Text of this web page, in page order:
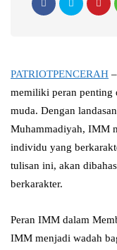
PATRIOTPENCERAH
memiliki peran penting
muda. Dengan
Muhammadiyah, IMM
individu yang
tulisan ini, akan
berkarakter.
Peran IMM dalam
IMM menjadi wadah